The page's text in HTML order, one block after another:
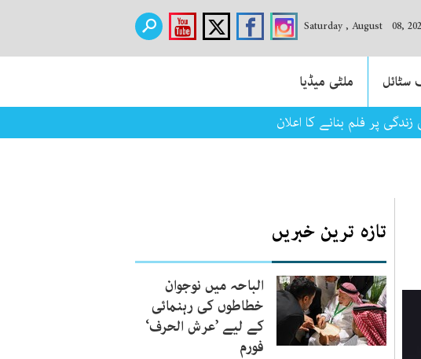
Saturday , August 08,
سٹائل
ملٹی میڈیا
پر فلم بنانے کا اعلان
تازہ ترین خبریں
الباحہ میں نوجوان
خطاطوں کی رہنمائی
کے لیے ’عرش الحرف‘
فورم